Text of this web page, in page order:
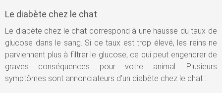
Le diabète chez le chat
Le diabète chez le chat correspond à une hausse du taux de
glucose dans le sang. Si ce taux est trop élevé, les reins ne
parviennent plus à filtrer le glucose, ce qui peut engendrer de
graves conséquences pour votre animal. Plusieurs
symptômes sont annonciateurs d’un diabète chez le chat :